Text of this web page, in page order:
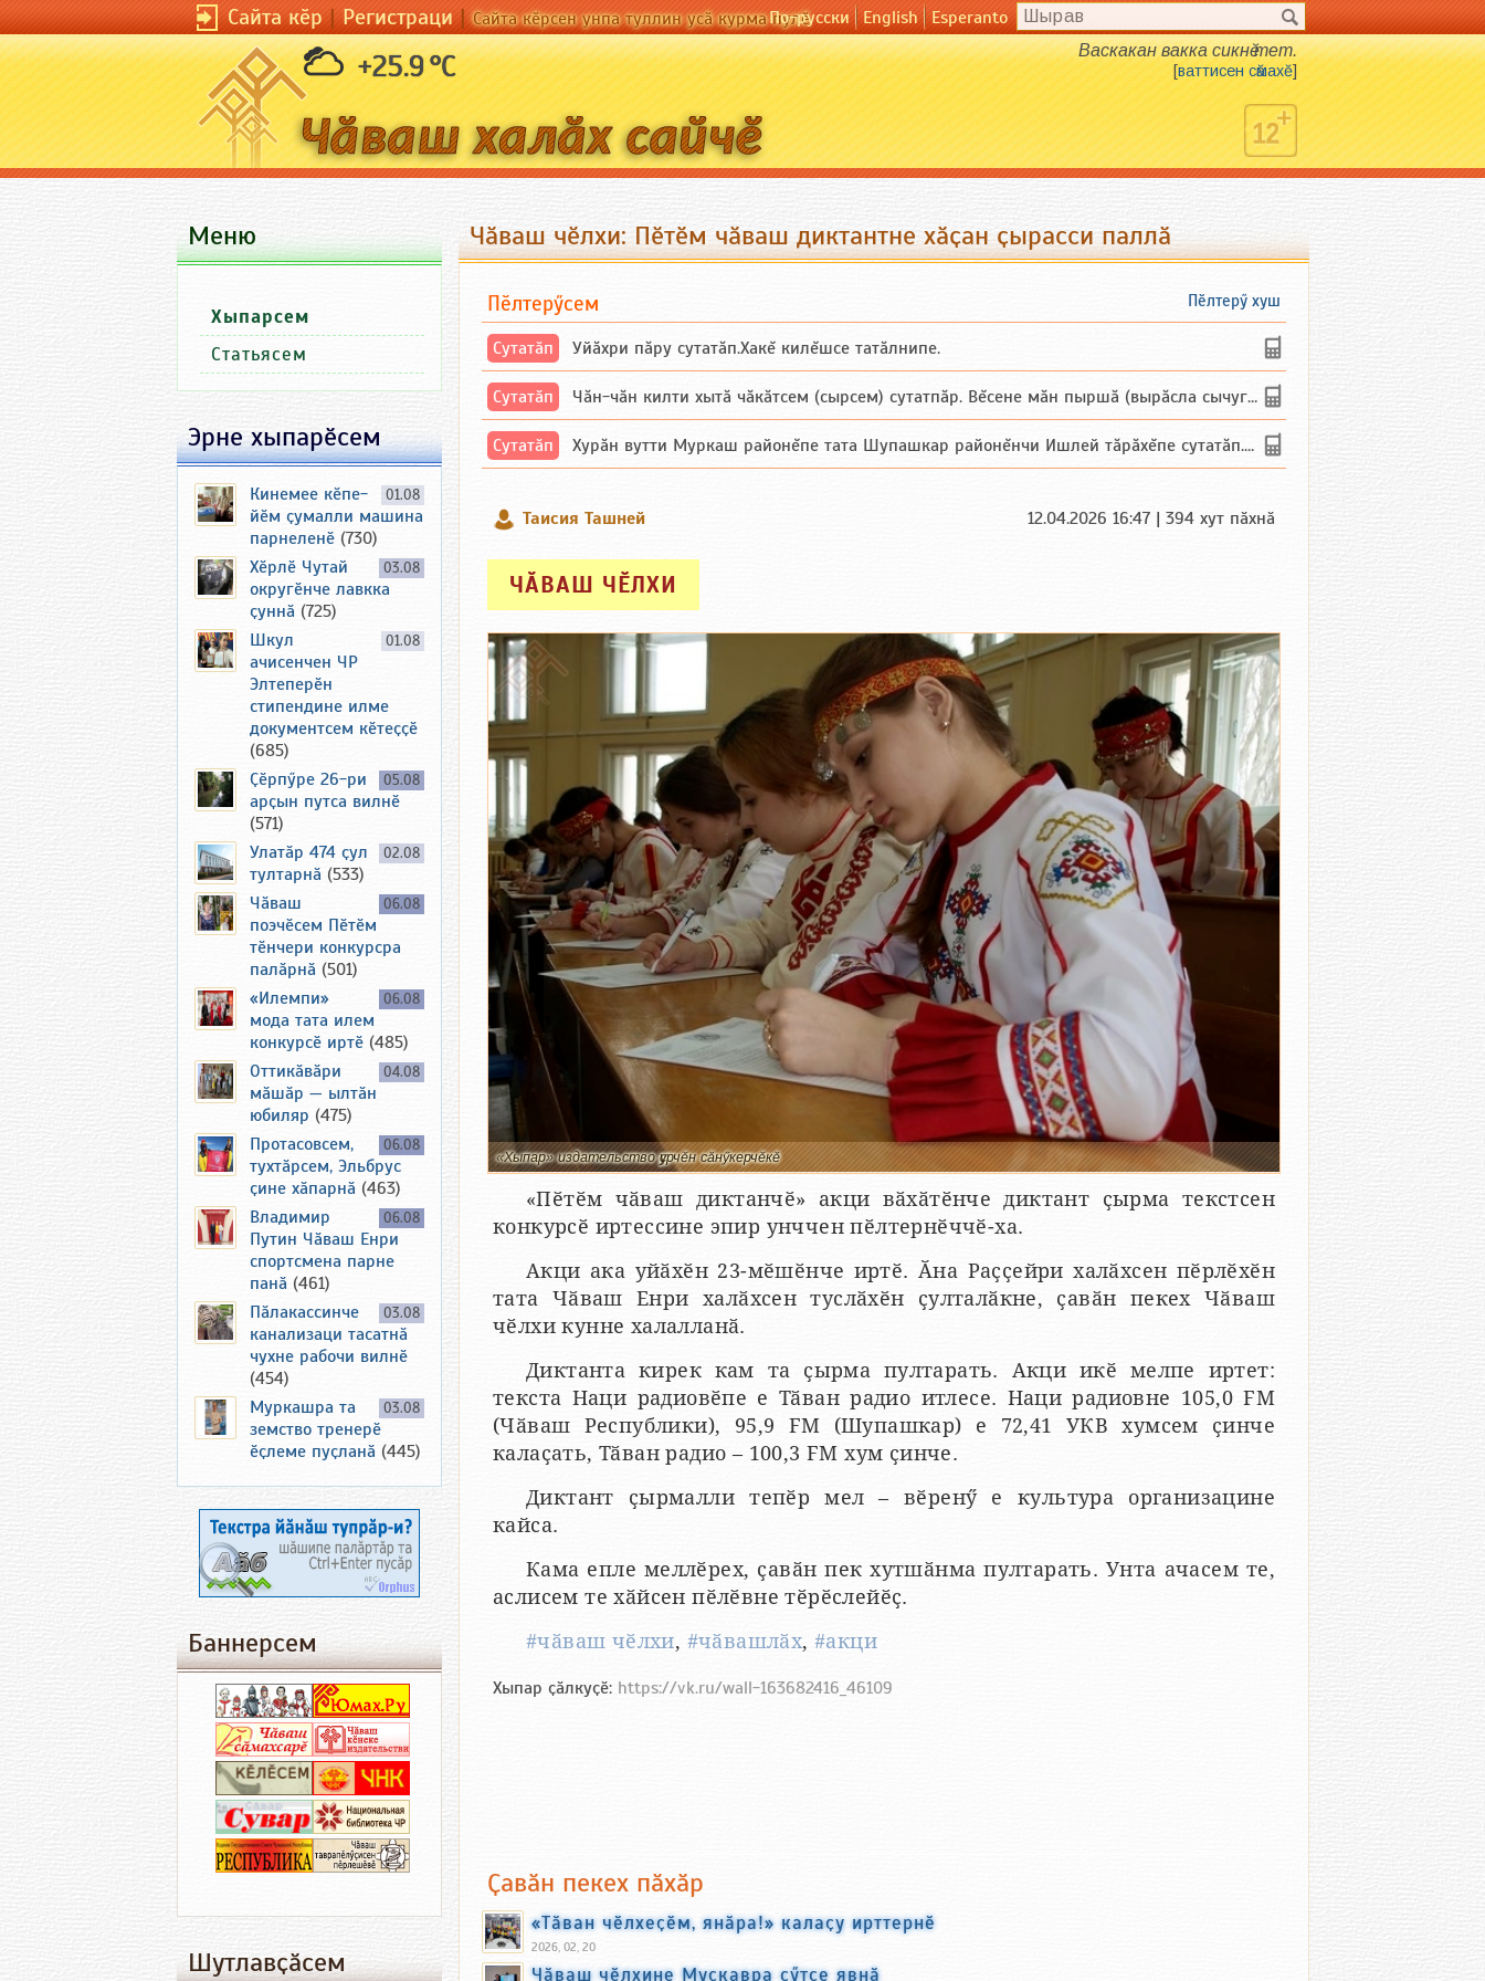
Сайта кӗр|Регистраци|Сайта кӗрсен унпа туллин усӑ курма пулӗПо-русски English Esperanto
+25.9 °C Васкакан вакка сикнӗ тет.
[ваттисен сӑмахӗ]
Чӑваш чӗлхи: Пӗтӗм чӑваш диктантне хӑҫан ҫырасси паллӑ
Пӗлтерӳ хуш
Пӗлтерӳсем
Сутатӑп Уйăхри пăру сутатăп.Хакĕ килĕшсе татăлнипе.
Сутатӑп Чăн-чăн килти хытă чăкăтсем (сырсем) сутатпăр. Вĕсене мăн пыршă (вырăсла сычуг) ...
Сутатӑп Хурăн вутти Муркаш районĕпе тата Шупашкар районĕнчи Ишлей тăрăхĕпе сутатăп. Ха...
Таисия Ташней 12.04.2026 16:47 | 394 хут пӑхнӑ
ЧӐВАШ ЧӖЛХИ
«Хыпар» издательство ҫурчӗн сӑнӳкерчӗкӗ
«Пӗтӗм чӑваш диктанчӗ» акци вӑхӑтӗнче диктант ҫырма текстсен
конкурсӗ иртессине эпир унччен пӗлтернӗччӗ-ха.
Акци ака уйӑхӗн 23-мӗшӗнче иртӗ. Ӑна Раҫҫейри халӑхсен пӗрлӗхӗн
тата Чӑваш Енри халӑхсен туслӑхӗн ҫулталӑкне, ҫавӑн пекех Чӑваш
чӗлхи кунне халалланӑ.
Диктанта кирек кам та ҫырма пултарать. Акци икӗ мелпе иртет:
текста Наци радиовӗпе е Тӑван радио итлесе. Наци радиовне 105,0 FM
(Чӑваш Республики), 95,9 FM (Шупашкар) е 72,41 УКВ хумсем ҫинче
калаҫать, Тӑван радио – 100,3 FM хум ҫинче.
Диктант ҫырмалли тепӗр мел – вӗренӳ е культура организацине
кайса.
Кама епле меллӗрех, ҫавӑн пек хутшӑнма пултарать. Унта ачасем те,
аслисем те хӑйсен пӗлӗвне тӗрӗслейӗҫ.
#чӑваш чӗлхи, #чӑвашлӑх,#акци
Хыпар ҫӑлкуҫӗ: https://vk.ru/wall-163682416_46109
Ҫавӑн пекех пӑхӑр
«Тӑван чӗлхеҫӗм, янӑра!» калаҫу ирттернӗ
2026, 02, 20
Чӑваш чӗлхине Мускавра сӳтсе явнӑ
Меню
Хыпарсем
Статьясем
Эрне хыпарӗсем
01.08
Кинемее кӗпе-
йӗм ҫумалли машина
парнеленӗ (730)
03.08
Хӗрлӗ Чутай
округӗнче лавкка
ҫуннӑ (725)
01.08
Шкул
ачисенчен ЧР
Элтеперӗн
стипендине илме
документсем кӗтеҫҫӗ
(685)
05.08
Ҫӗрпӳре 26-ри
арҫын путса вилнӗ
(571)
02.08
Улатӑр 474 ҫул
тултарнӑ (533)
06.08
Чӑваш
поэчӗсем Пӗтӗм
тӗнчери конкурсра
палӑрнӑ (501)
06.08
«Илемпи»
мода тата илем
конкурсӗ иртӗ (485)
04.08
Оттикӑвӑри
мӑшӑр — ылтӑн
юбиляр (475)
06.08
Протасовсем,
тухтӑрсем, Эльбрус
ҫине хӑпарнӑ (463)
06.08
Владимир
Путин Чӑваш Енри
спортсмена парне
панӑ (461)
03.08
Пӑлакассинче
канализаци тасатнӑ
чухне рабочи вилнӗ
(454)
03.08
Муркашра та
земство тренерӗ
ӗҫлеме пуҫланӑ (445)
Баннерсем
Шутлавҫӑсем